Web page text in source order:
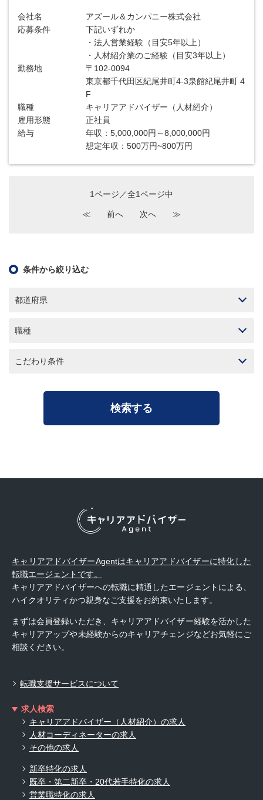
会社名
アズール＆カンパニー株式会社
応募条件
下記いずれか
・法人営業経験（目安5年以上）
・人材紹介業のご経験（目安3年以上）
勤務地
〒102-0094
東京都千代田区紀尾井町4-3泉館紀尾井町 4
F
職種
キャリアアドバイザー（人材紹介）
雇用形態
正社員
給与
年収：5,000,000円～8,000,000円
想定年収：500万円~800万円
1ページ／全1ページ中
≪ 前へ 次へ ≫
条件から絞り込む
都道府県
職種
こだわり条件
キャリアアドバイザーAgentはキャリアアドバイザーに特化した
転職エージェントです。
キャリアアドバイザーへの転職に精通したエージェントによる、
ハイクオリティかつ親身なご支援をお約束いたします。
まずは会員登録いただき、キャリアアドバイザー経験を活かした
キャリアアップや未経験からのキャリアチェンジなどお気軽にご
相談ください。
転職支援サービスについて
求人検索
キャリアアドバイザー（人材紹介）の求人
人材コーディネーターの求人
その他の求人
新卒特化の求人
既卒・第二新卒・20代若手特化の求人
営業職特化の求人